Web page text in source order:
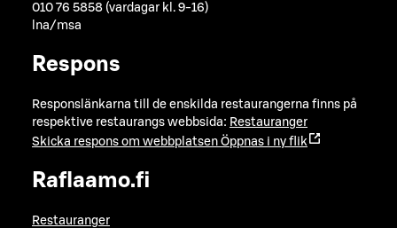
010 76 5858 (vardagar kl. 9-16)
lna/msa
Respons
Responslänkarna till de enskilda restaurangerna finns på
respektive restaurangs webbsida: Restauranger
Skicka respons om webbplatsen Öppnas i ny flik
Raflaamo.fi
Restauranger